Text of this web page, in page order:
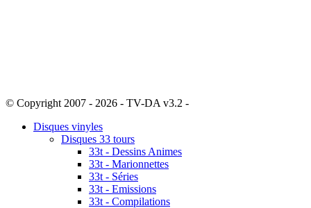
© Copyright 2007 - 2026 - TV-DA v3.2 -
Disques vinyles
Disques 33 tours
33t - Dessins Animes
33t - Marionnettes
33t - Séries
33t - Emissions
33t - Compilations